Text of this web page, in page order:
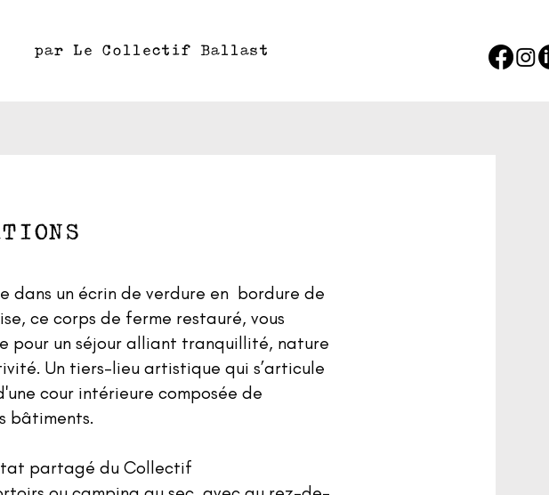
par Le Collectif Ballast
dans un écrin de verdure en bordure de
ce corps de ferme restauré, vous
pour un séjour alliant tranquillité, nature
Un tiers-lieu artistique qui s’articule
cour intérieure composée de
bâtiments.
partagé du Collectif